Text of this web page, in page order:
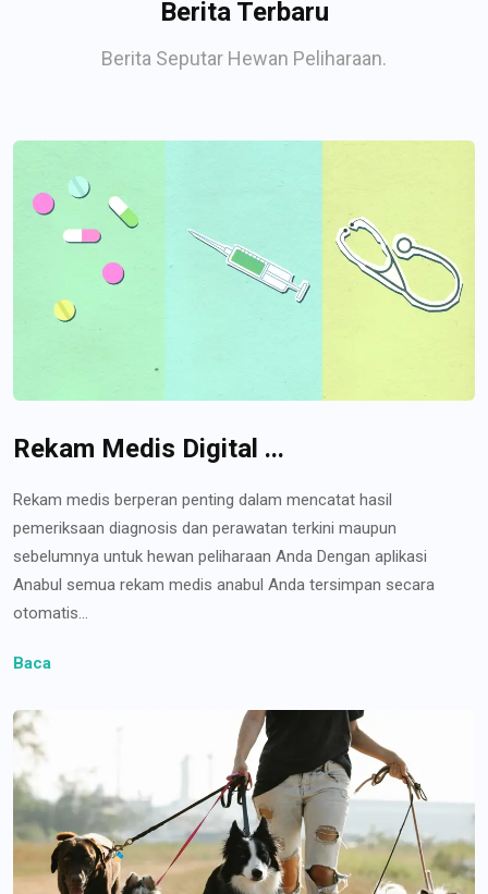
Berita Terbaru
Berita Seputar Hewan Peliharaan.
Rekam Medis Digital ...
Rekam medis berperan penting dalam mencatat hasil
pemeriksaan diagnosis dan perawatan terkini maupun
sebelumnya untuk hewan peliharaan Anda Dengan aplikasi
Anabul semua rekam medis anabul Anda tersimpan secara
otomatis...
Baca